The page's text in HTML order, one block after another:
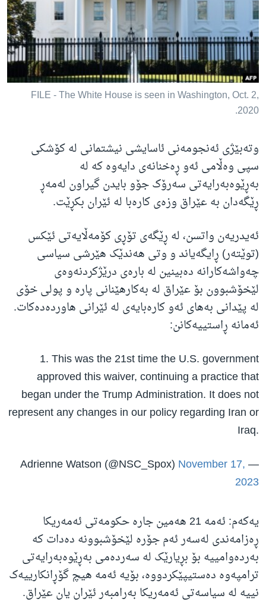
ژیان لە فەرهەنگدا
Learning English
FOLLOW US
زمانه‌کان
FILE - The White House is seen in Washington, Oct. 2,
2020.
وتەبێژی ئەنجومەنی ئاسایشی نیشتمانی لە کۆشکی
سپی وەڵامی ئەو ڕەخنانەی دایەوە کە لە
بەڕێوەبەرایەتی سەرۆک جۆو بایدن گیراون لەمەڕ
ڕێگەدان بە عێراق وزەی کارەبا لە ئێران بکڕێت.
ئەیدریەن واتسن، لە ڕێگەی تۆڕی کۆمەڵایەتی ئێکس
(توێتەر) ڕایگەیاند و وتی هەندێک هێرشی سیاسی
چەواشەکارانە دەبینین لە بارەی درێژکردنەوەی
لێخۆشبوون بۆ عێراق لە بەکارهێنانی پارە و پولی خۆی
لە پێدانی بەهای ئەو کارەبایەی لە ئێرانی هاوردەدەکات.
ئەمانە ڕاستییەکانن:
1. This was the 21st time the U.S. government
approved this waiver, continuing a practice that
began under the Trump Administration. It does not
represent any changes in our policy regarding Iran or
Iraq.
— Adrienne Watson (@NSC_Spox)
November 17,
2023
یەکەم: ئەمە 21 هەمین جارە حکومەتی ئەمەریکا
ڕەزامەندی لەسەر ئەم جۆرە لێخۆشبوونە دەدات کە
بەردەوامییە بۆ بڕیارێک لە سەردەمی بەڕێوەبەرایەتی
ترامپەوە دەستیپێکردووە، بۆیە ئەمە هیچ گۆڕانکارییەک
نییە لە سیاسەتی ئەمەریکا بەرامبەر ئێران یان عێراق.